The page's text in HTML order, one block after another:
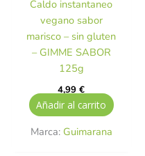
Caldo instantaneo
vegano sabor
marisco – sin gluten
– GIMME SABOR
125g
4,99€
Añadir al carrito
Marca: Guimarana